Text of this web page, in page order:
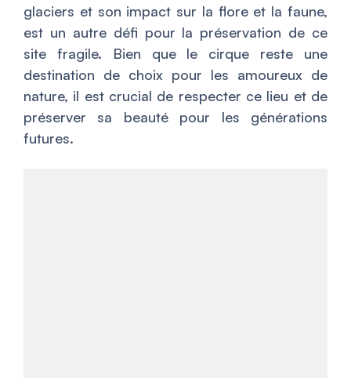
glaciers et son impact sur la flore et la faune,
est un autre défi pour la préservation de ce
site fragile. Bien que le cirque reste une
destination de choix pour les amoureux de
nature, il est crucial de respecter ce lieu et de
préserver sa beauté pour les générations
futures.